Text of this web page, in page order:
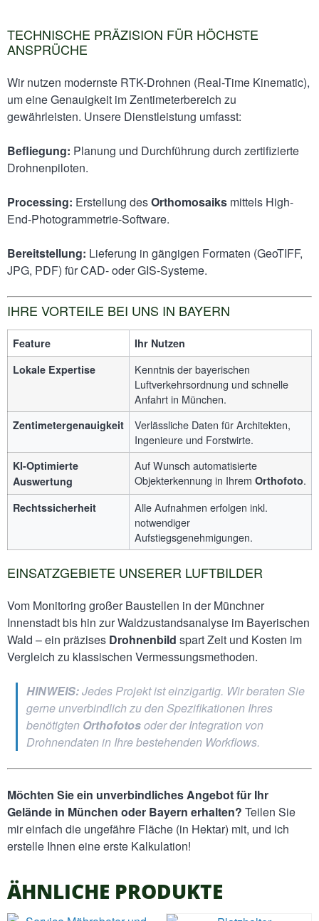
TECHNISCHE PRÄZISION FÜR HÖCHSTE
ANSPRÜCHE
Wir nutzen modernste RTK-Drohnen (Real-Time Kinematic),
um eine Genauigkeit im Zentimeterbereich zu
gewährleisten. Unsere Dienstleistung umfasst:
Befliegung: Planung und Durchführung durch zertifizierte
Drohnenpiloten.
Processing: Erstellung desOrthomosaiks mittels High-
End-Photogrammetrie-Software.
Bereitstellung: Lieferung in gängigen Formaten (GeoTIFF,
JPG, PDF) für CAD- oder GIS-Systeme.
IHRE VORTEILE BEI UNS IN BAYERN
Feature
Ihr Nutzen
Lokale Expertise
Kenntnis der bayerischen
Luftverkehrsordnung und schnelle
Anfahrt in München.
Zentimetergenauigkeit
Verlässliche Daten für Architekten,
Ingenieure und Forstwirte.
KI-Optimierte
Auswertung
Auf Wunsch automatisierte
Objekterkennung in Ihrem Orthofoto.
Rechtssicherheit
Alle Aufnahmen erfolgen inkl.
notwendiger
Aufstiegsgenehmigungen.
EINSATZGEBIETE UNSERER LUFTBILDER
Vom Monitoring großer Baustellen in der Münchner
Innenstadt bis hin zur Waldzustandsanalyse im Bayerischen
Wald – ein präzises Drohnenbild spart Zeit und Kosten im
Vergleich zu klassischen Vermessungsmethoden.
HINWEIS:Jedes Projekt ist einzigartig. Wir beraten Sie
gerne unverbindlich zu den Spezifikationen Ihres
benötigten Orthofotosoder der Integration von
Drohnendaten in Ihre bestehenden Workflows.
Möchten Sie ein unverbindliches Angebot für Ihr
Gelände in München oder Bayern erhalten? Teilen Sie
mir einfach die ungefähre Fläche (in Hektar) mit, und ich
erstelle Ihnen eine erste Kalkulation!
ÄHNLICHE PRODUKTE